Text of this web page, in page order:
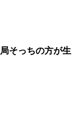
そっちの方が生